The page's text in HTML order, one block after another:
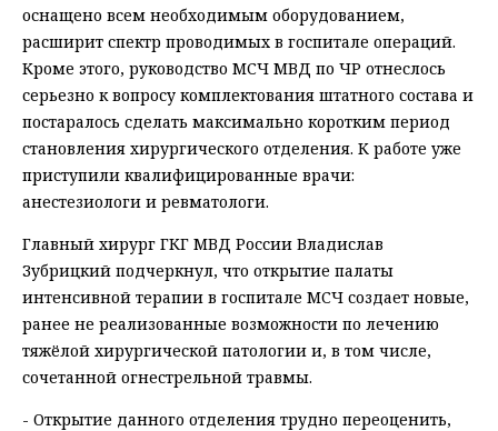
оснащено всем необходимым оборудованием,
расширит спектр проводимых в госпитале операций.
Кроме этого, руководство МСЧ МВД по ЧР отнеслось
серьезно к вопросу комплектования штатного состава и
постаралось сделать максимально коротким период
становления хирургического отделения. К работе уже
приступили квалифицированные врачи:
анестезиологи и ревматологи.
Главный хирург ГКГ МВД России Владислав
Зубрицкий подчеркнул, что открытие палаты
интенсивной терапии в госпитале МСЧ создает новые,
ранее не реализованные возможности по лечению
тяжёлой хирургической патологии и, в том числе,
сочетанной огнестрельной травмы.
- Открытие данного отделения трудно переоценить,